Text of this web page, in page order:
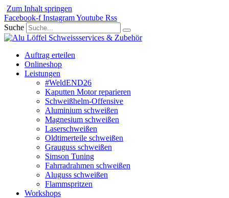
Zum Inhalt springen
Facebook-f InstagramYoutube Rss
Suche
Auftrag erteilen
Onlineshop
Leistungen
#WeldEND26
Kaputten Motor reparieren
Schweißhelm-Offensive
Aluminium schweißen
Magnesium schweißen
Laserschweißen
Oldtimerteile schweißen
Grauguss schweißen
Simson Tuning
Fahrradrahmen schweißen
Aluguss schweißen
Flammspritzen
Workshops